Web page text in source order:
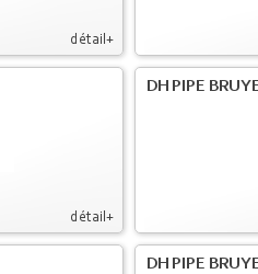
détail+
détail+
DH PIPE
DH PIPE